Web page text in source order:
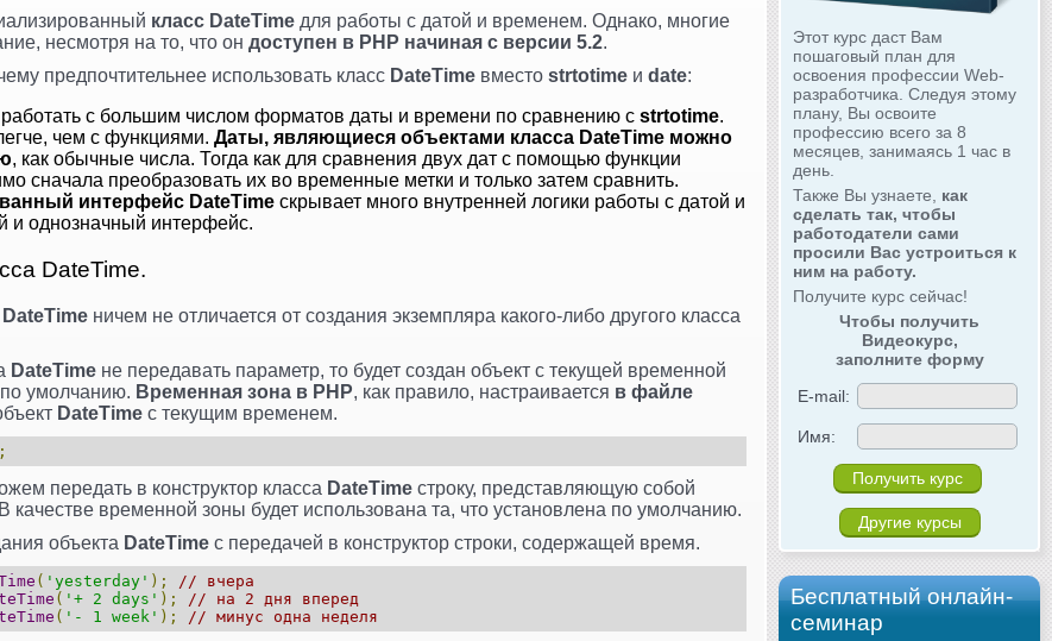
Этот курс даст Вам
пошаговый план для
освоения профессии Web-
разработчика. Следуя этому
плану, Вы освоите
профессию всего за 8
месяцев, занимаясь 1 час в
день.
Также Вы узнаете, как
сделать так, чтобы
работодатели сами
просили Вас устроиться к
ним на работу.
Получите курс сейчас!
Чтобы получить
Видеокурс,
заполните форму
E-mail:
Имя:
Другие курсы
Бесплатный онлайн-
семинар
класс DateTime для работы с датой и временем. Однако, многие
несмотря на то, что он доступен в PHP начиная с версии 5.2.
предпочтительнее использовать класс DateTime вместо strtotime и date:
с большим числом форматов даты и времени по сравнению с strtotime.
чем с функциями. Даты, являющиеся объектами класса DateTime можно
, как обычные числа. Тогда как для сравнения двух дат с помощью функции
сначала преобразовать их во временные метки и только затем сравнить.
интерфейс DateTime скрывает много внутренней логики работы с датой и
и однозначный интерфейс.
DateTime.
DateTime ничем не отличается от создания экземпляра какого-либо другого класса
DateTime не передавать параметр, то будет создан объект с текущей временной
умолчанию. Временная зона в PHP, как правило, настраивается в файле
DateTime с текущим временем.
передать в конструктор класса DateTime строку, представляющую собой
качестве временной зоны будет использована та, что установлена по умолчанию.
объекта DateTime с передачей в конструктор строки, содержащей время.
( 'yesterday' );
// вчера
( '+ 2 days' );
// на 2 дня вперед
( '- 1 week' ); // минус одна неделя